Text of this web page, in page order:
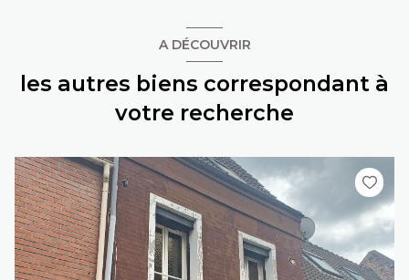
A DÉCOUVRIR
les autres biens correspondant à
votre recherche